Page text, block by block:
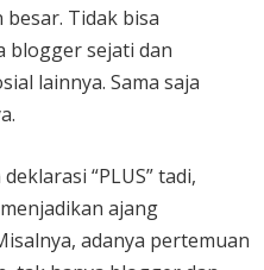
Tidak bisa
blogger sejati dan
lainnya. Sama saja
“PLUS” tadi,
ajang
adanya pertemuan